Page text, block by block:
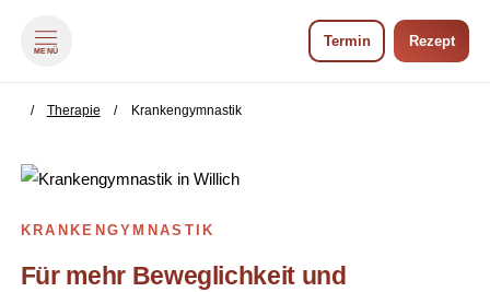
MENÜ
Termin Rezept
zum Inhalt springen
Therapie Krankengymnastik
KRANKENGYMNASTIK
Für mehr Beweglichkeit und